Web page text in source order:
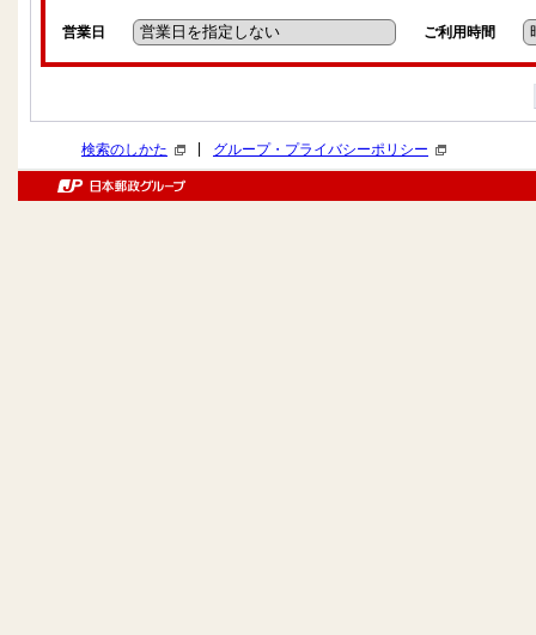
営業日 ご利用時間
検索のしかた グループ・プライバシーポリシー